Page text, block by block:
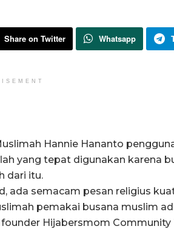
Share on Twitter Whatsapp
Hannie Hananto
yang tepat digunakan karena
dari itu.
ada semacam pesan religius
pemakai busana muslim
founder Hijabersmom Community